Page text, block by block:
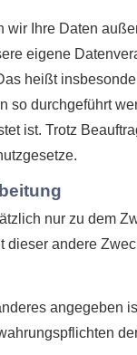
wir Ihre Daten
eigene
heißt
so durchgeführt
ist. Trotz
nur zu dem
andere
angegeben